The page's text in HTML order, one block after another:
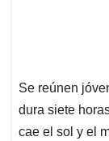
Se reúnen
dura siete
cae el sol y el